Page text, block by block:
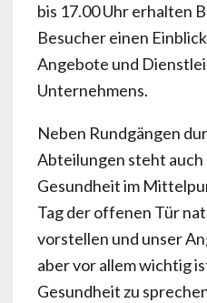
bis 17.00 Uhr erhalten
Besucher einen
Angebote und
Unternehmens.
Neben Rundgängen
Abteilungen steht auch
Gesundheit im
Tag der offenen Tür
vorstellen und unser
aber vor allem wichtig
Gesundheit zu